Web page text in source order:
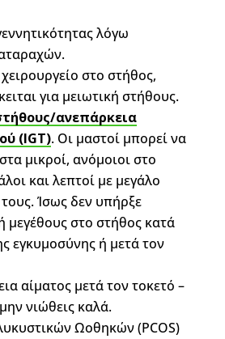
λόγω
στο στήθος,
για μειωτική στήθους.
ανεπάρκεια
(IGT). Οι μαστοί μπορεί να
μικροί, ανόμοιοι στο
και λεπτοί με μεγάλο
Ίσως δεν υπήρξε
μεγέθους στο στήθος κατά
εγκυμοσύνης ή μετά τον
αίματος μετά τον τοκετό –
νιώθεις καλά.
Ωοθηκών (PCOS)